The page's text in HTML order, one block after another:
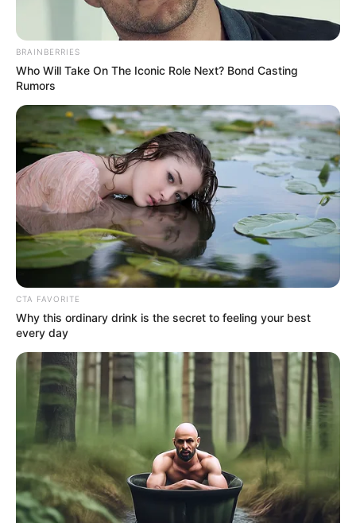
ΣΠΑΜΕ ΤΟ ΜΑΤΡΙΞ – ΤΟ ΒΙΒΛΙΟ
BRAINBERRIES
Who Will Take On The Iconic Role Next? Bond Casting
Rumors
CTA FAVORITE
Why this ordinary drink is the secret to feeling your best
every day